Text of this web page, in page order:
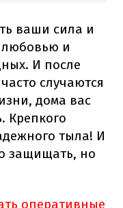
ваши сила и
любовью и
И после
случаются
дома вас
Крепкого
тыла! И
защищать, но
оперативные